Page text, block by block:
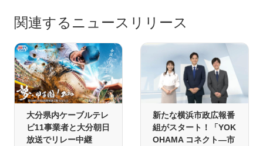
関連するニュースリリース
大分県内ケーブルテレ
ビ11事業者と大分朝日
放送でリレー中継
新たな横浜市政広報番
組がスタート！「YOK
OHAMA コネクト―市